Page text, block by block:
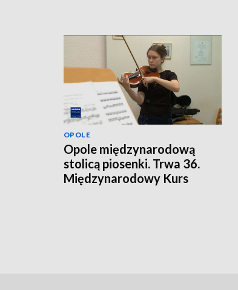
OPOLE
Opole międzynarodową
stolicą piosenki. Trwa 36.
Międzynarodowy Kurs